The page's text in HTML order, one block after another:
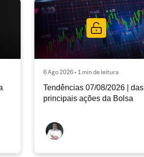
6 Ago 2026 • 1 min de leitura
Tendências 07/08/2026 | das
principais ações da Bolsa